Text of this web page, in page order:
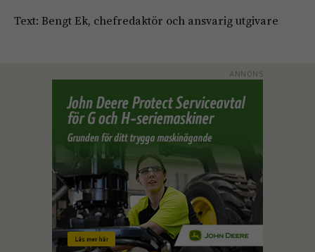
Text: Bengt Ek, chefredaktör och ansvarig utgivare